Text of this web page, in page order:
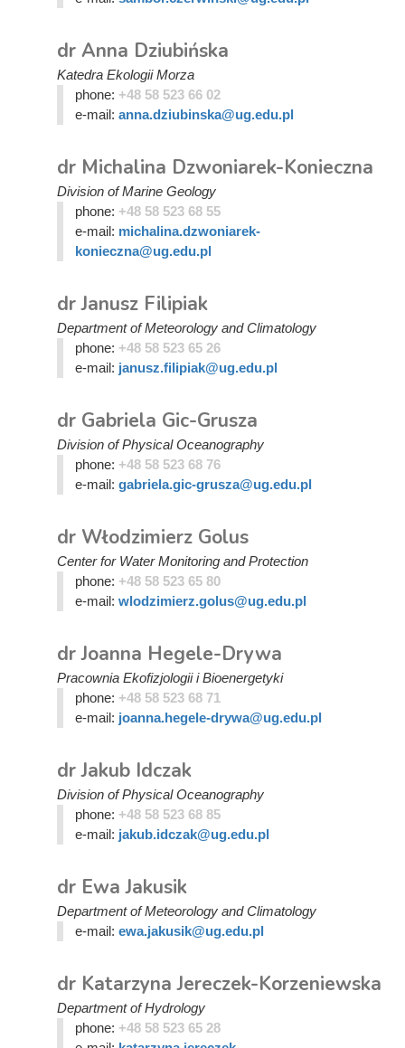
dr Anna Dziubińska
Katedra Ekologii Morza
phone: +48 58 523 66 02
e-mail: anna.dziubinska@ug.edu.pl
dr Michalina Dzwoniarek-Konieczna
Division of Marine Geology
phone: +48 58 523 68 55
e-mail: michalina.dzwoniarek-
konieczna@ug.edu.pl
dr Janusz Filipiak
Department of Meteorology and Climatology
phone: +48 58 523 65 26
e-mail: janusz.filipiak@ug.edu.pl
dr Gabriela Gic-Grusza
Division of Physical Oceanography
phone: +48 58 523 68 76
e-mail: gabriela.gic-grusza@ug.edu.pl
dr Włodzimierz Golus
Center for Water Monitoring and Protection
phone: +48 58 523 65 80
e-mail: wlodzimierz.golus@ug.edu.pl
dr Joanna Hegele-Drywa
Pracownia Ekofizjologii i Bioenergetyki
phone: +48 58 523 68 71
e-mail: joanna.hegele-drywa@ug.edu.pl
dr Jakub Idczak
Division of Physical Oceanography
phone: +48 58 523 68 85
e-mail: jakub.idczak@ug.edu.pl
dr Ewa Jakusik
Department of Meteorology and Climatology
e-mail: ewa.jakusik@ug.edu.pl
dr Katarzyna Jereczek-Korzeniewska
Department of Hydrology
phone: +48 58 523 65 28